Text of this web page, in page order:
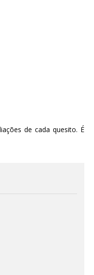
de cada quesito. É